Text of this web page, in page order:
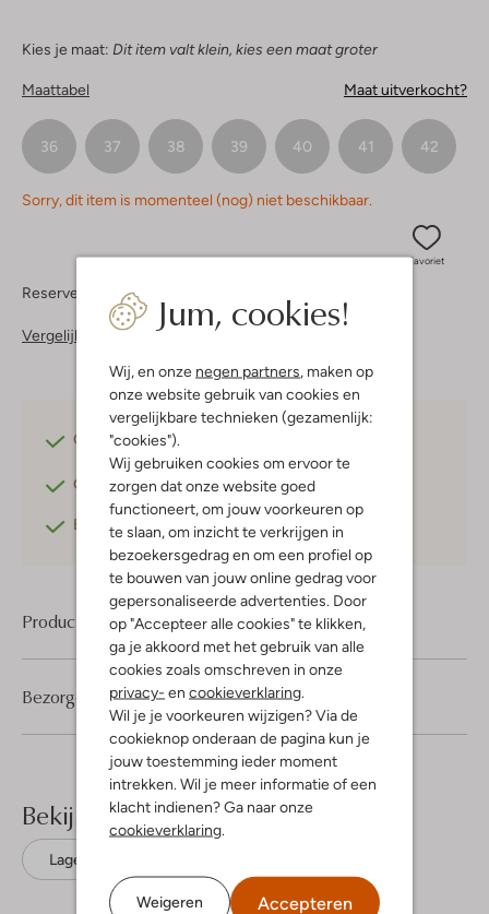
Jum, cookies!
Wij, en onze negen partners , maken op
onze website gebruik van cookies en
vergelijkbare technieken (gezamenlijk:
"cookies").
Wij gebruiken cookies om ervoor te
zorgen dat onze website goed
functioneert, om jouw voorkeuren op
te slaan, om inzicht te verkrijgen in
bezoekersgedrag en om een profiel op
te bouwen van jouw online gedrag voor
gepersonaliseerde advertenties. Door
op "Accepteer alle cookies" te klikken,
ga je akkoord met het gebruik van alle
cookies zoals omschreven in onze
privacy- en cookieverklaring
Wil je je voorkeuren wijzigen? Via de
cookieknop onderaan de pagina kun je
jouw toestemming ieder moment
intrekken. Wil je meer informatie of een
klacht indienen? Ga naar onze
cookieverklaring
Weigeren Accepteren
Kies je maat: Dit item valt klein, kies een maat groter
Maattabel Maat uitverkocht?
36 37 38 39 40 41 42
Sorry, dit item is momenteel (nog) niet beschikbaar.
Favoriet
Reserveer direct in een van onze 37 boutiques
Vergelijkbare items
Gratis verzending
Gratis retournerenbinnen 30 dagen*
Betaal achteraf met Klarna
Product informatie
Bezorgen & retourneren
Bekijk meer
Lage sneakers